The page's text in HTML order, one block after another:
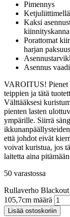
Pimennys
Ketjuliittimellä
Kaksi
Porattomat
harjan
Asennus
VAROITUS! Pienet
teippien ja tätä
Välttääksesi
pienten lasten
ympärille. Siirrä
että johdot eivät
voivat kuristua, jos
laitetta aina
50 varastossa
Rullaverho
105,7cm määrä
Lisää ostoskoriin